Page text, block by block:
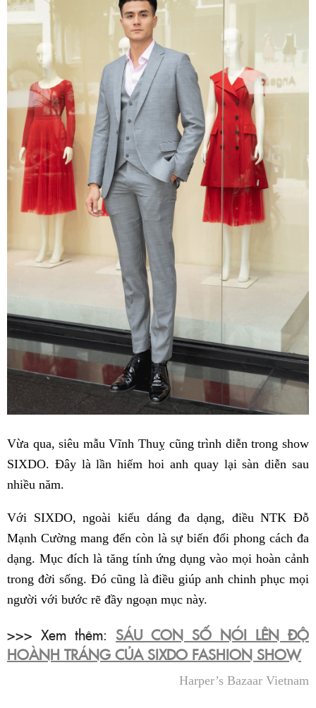
Vừa qua, siêu mẫu Vĩnh Thuỵ cũng trình diễn trong show
SIXDO. Đây là lần hiếm hoi anh quay lại sàn diễn sau
nhiều năm.
Với SIXDO, ngoài kiểu dáng đa dạng, điều NTK Đỗ
Mạnh Cường mang đến còn là sự biến đổi phong cách đa
dạng. Mục đích là tăng tính ứng dụng vào mọi hoàn cảnh
trong đời sống. Đó cũng là điều giúp anh chinh phục mọi
người với bước rẽ đầy ngoạn mục này.
>>> Xem thêm: SÁU CON SỐ NÓI LÊN ĐỘ
HOÀNH TRÁNG CỦA SIXDO FASHION SHOW
Harper’s Bazaar Vietnam